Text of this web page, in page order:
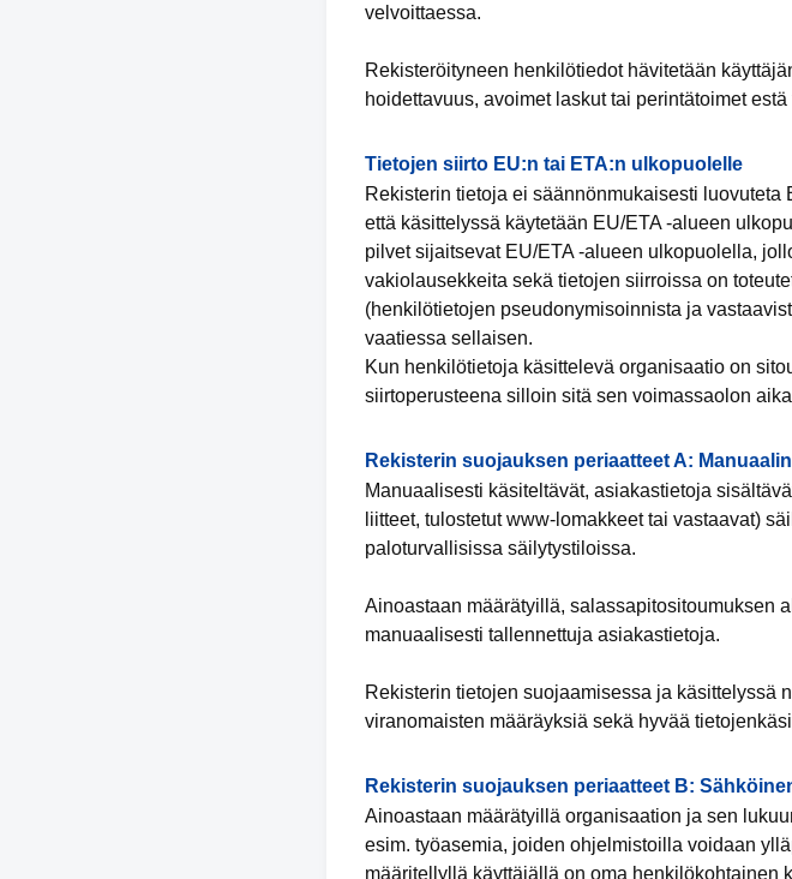
velvoittaessa.
Rekisteröityneen henkilötiedot hävitetään
hoidettavuus, avoimet laskut tai perintätoimet
Tietojen siirto EU:n tai ETA:n ulkopuolelle
Rekisterin tietoja ei säännönmukaisesti
että käsittelyssä käytetään EU/ETA -alueen
pilvet sijaitsevat EU/ETA -alueen ulkopuolella,
vakiolausekkeita sekä tietojen siirroissa on
(henkilötietojen pseudonymisoinnista ja
vaatiessa sellaisen.
Kun henkilötietoja käsittelevä organisaatio on
siirtoperusteena silloin sitä sen voimassaolon
Rekisterin suojauksen periaatteet A:
Manuaalisesti käsiteltävät, asiakastietoja
liitteet, tulostetut www-lomakkeet tai vastaavat)
paloturvallisissa säilytystiloissa.
Ainoastaan määrätyillä, salassapitositoumuksen
manuaalisesti tallennettuja asiakastietoja.
Rekisterin tietojen suojaamisessa ja käsittelyssä
viranomaisten määräyksiä sekä hyvää
Rekisterin suojauksen periaatteet B:
Ainoastaan määrätyillä organisaation ja sen
esim. työasemia, joiden ohjelmistoilla voidaan
määritellyllä käyttäjällä on oma henkilökohtainen